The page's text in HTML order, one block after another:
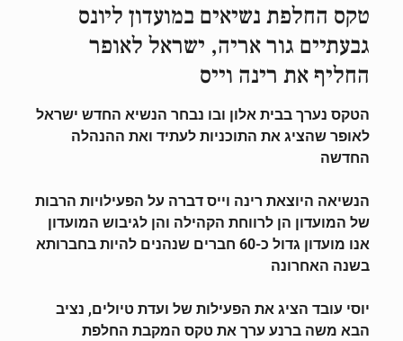
טקס החלפת נשיאים במועדון ליונס
גבעתיים גור אריה, ישראל לאופר
החליף את רינה וייס
הטקס נערך בבית אלון ובו נבחר הנשיא החדש ישראל
לאופר שהציג את התוכניות לעתיד ואת ההנהלה
החדשה
הנשיאה היוצאת רינה וייס דברה על הפעילויות הרבות
של המועדון הן לרווחת הקהילה והן לגיבוש המועדון
א
נו מועדון גדול כ-60 חברים שנהנים להיות בחברותא
בשנה האחרונה
יוסי עובד הציג את הפעילות של ועדת טיולים, נציב
הבא משה ברנע ערך את טקס המקבת החלפת